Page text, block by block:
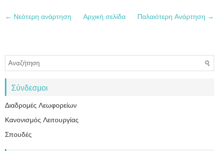
← Νεότερη ανάρτηση Παλαιότερη Ανάρτηση →
Αρχική σελίδα
Σύνδεσμοι
Διαδρομές Λεωφορείων
Κανονισμός Λειτουργίας
Σπουδές